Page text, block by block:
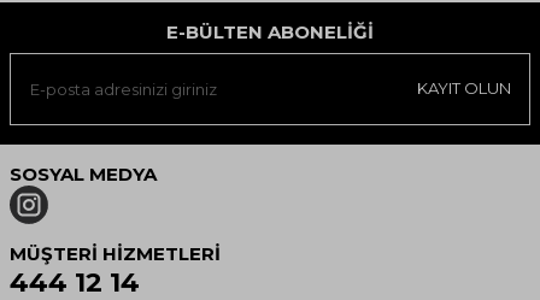
E-BÜLTEN ABONELIĞI
KAYIT OLUN
SOSYAL MEDYA
MÜŞTERI HIZMETLERI
444 12 14